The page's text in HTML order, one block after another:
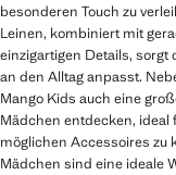
besonderen Touch zu
Leinen, kombiniert mit
einzigartigen Details, sorgt
an den Alltag anpasst.
Mango Kids auch eine
Mädchen entdecken, ideal
möglichen Accessoires zu
Mädchen sind eine ideale